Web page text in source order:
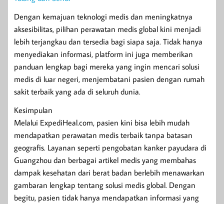
Dengan kemajuan teknologi medis dan meningkatnya
aksesibilitas, pilihan perawatan medis global kini menjadi
lebih terjangkau dan tersedia bagi siapa saja. Tidak hanya
menyediakan informasi, platform ini juga memberikan
panduan lengkap bagi mereka yang ingin mencari solusi
medis di luar negeri, menjembatani pasien dengan rumah
sakit terbaik yang ada di seluruh dunia.
Kesimpulan
Melalui ExpediHeal.com, pasien kini bisa lebih mudah
mendapatkan perawatan medis terbaik tanpa batasan
geografis. Layanan seperti pengobatan kanker payudara di
Guangzhou dan berbagai artikel medis yang membahas
dampak kesehatan dari berat badan berlebih menawarkan
gambaran lengkap tentang solusi medis global. Dengan
begitu, pasien tidak hanya mendapatkan informasi yang